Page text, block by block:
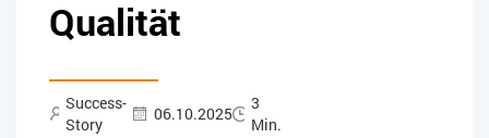
Qualität
Success-
Story
06.10.2025
3
Min.